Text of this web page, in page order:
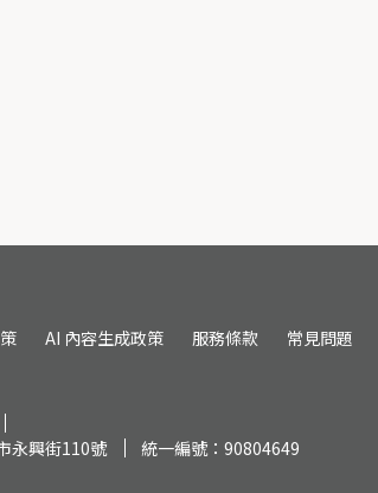
AI 內容生成政策 服務條款 常見問題
永興街110號 統一編號：90804649